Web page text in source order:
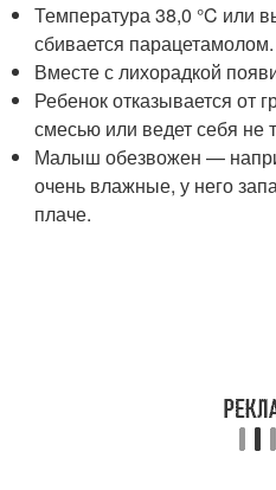
Температура 38,0 °C или
сбивается парацетамолом.
Вместе с лихорадкой
Ребенок отказывается от
смесью или ведет себя не
Малыш обезвожен —
очень влажные, у него
плаче.